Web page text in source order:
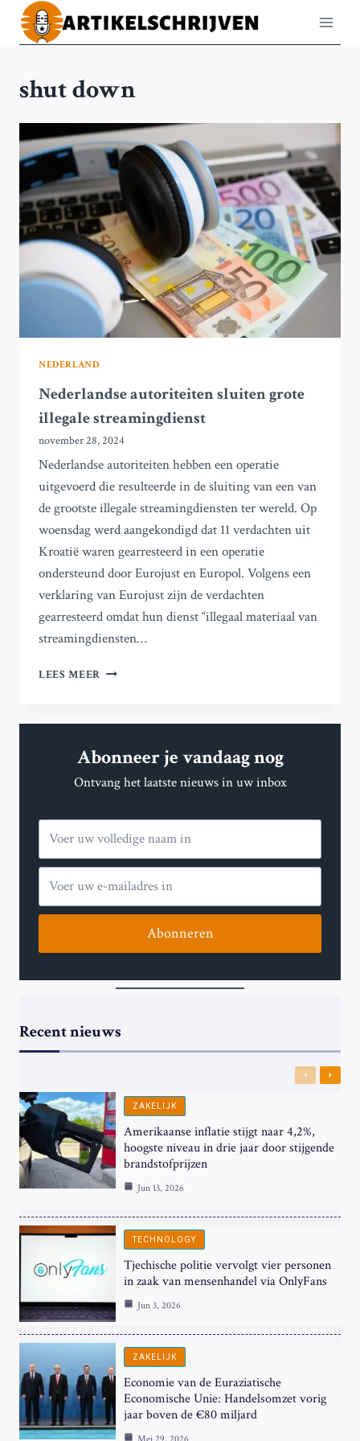
Doorgaan
naar
shut down
NEDERLAND
Nederlandse autoriteiten sluiten grote
illegale streamingdienst
november 28, 2024
Nederlandse autoriteiten hebben een operatie
uitgevoerd die resulteerde in de sluiting van een van
de grootste illegale streamingdiensten ter wereld. Op
woensdag werd aangekondigd dat 11 verdachten uit
Kroatië waren gearresteerd in een operatie
ondersteund door Eurojust en Europol. Volgens een
verklaring van Eurojust zijn de verdachten
gearresteerd omdat hun dienst “illegaal materiaal van
streamingdiensten…
LEES MEER NEDERLANDSE
GROTE
STREAMINGDIENST
Abonneer je vandaag nog
Ontvang het laatste nieuws in uw inbox
Abonneren
Recent nieuws
Previous
Next
ZAKELIJK
Amerikaanse inflatie stijgt naar 4,2%,
hoogste niveau in drie jaar door stijgende
brandstofprijzen
Jun 13, 2026
TECHNOLOGY
Tjechische politie vervolgt vier personen
in zaak van mensenhandel via OnlyFans
Jun 3, 2026
ZAKELIJK
Economie van de Euraziatische
Economische Unie: Handelsomzet vorig
jaar boven de €80 miljard